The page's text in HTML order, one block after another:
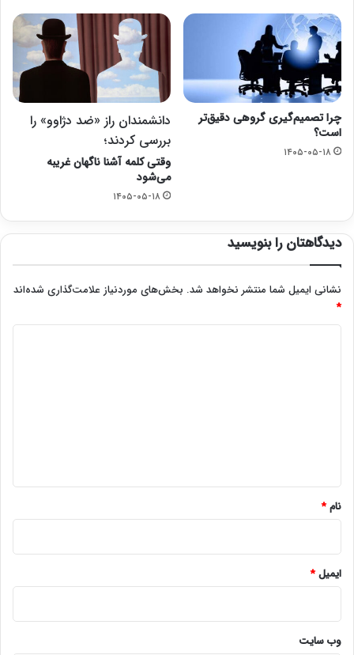
چرا تصمیم‌گیری گروهی دقیق‌تر
است؟
۱۴۰۵-۰۵-۱۸
دانشمندان راز «ضد دژاوو» را
بررسی کردند؛
وقتی کلمه آشنا ناگهان غریبه
می‌شود
۱۴۰۵-۰۵-۱۸
دیدگاهتان را بنویسید
نشانی ایمیل شما منتشر نخواهد شد. بخش‌های موردنیاز علامت‌گذاری شده‌اند
*
نام*
ایمیل*
وب‌ سایت